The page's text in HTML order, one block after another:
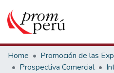
Communities & Collections
All of DSpace
Home
Prospectiva Comercial